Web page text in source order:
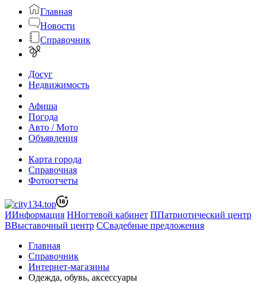
Главная
Новости
Справочник
Досуг
Недвижимость
Афиша
Погода
Авто / Мото
Объявления
Карта города
Справочная
Фотоотчеты
ИИнформация ННогтевой кабинет ППатриотический центр
ВВыставочный центр ССвадебные предложения
Главная
Справочник
Интернет-магазины
Одежда, обувь, аксессуары